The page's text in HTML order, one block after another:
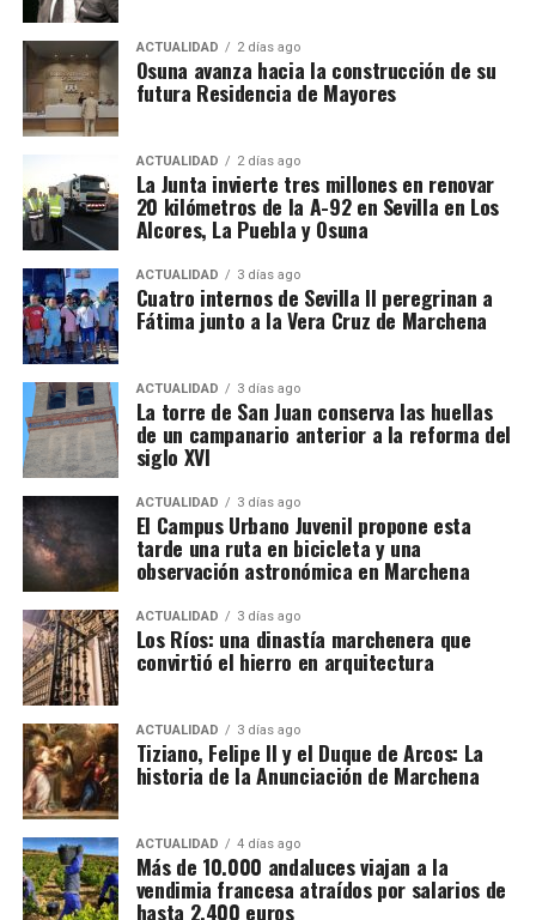
El siglo XIX transforma
definitivamente la relación entre
muralla y ciudad
El proceso de ocupación fue acompañado por otro
fenómeno: la demolición de los tramos que
dificultaban la circulación y la expansión urbana.
Bellido señala que durante el siglo XIX se
produjeron importantes destrucciones:
buena parte de la Puerta de Osuna, se abrió la calle
San Francisco cortando el recinto,la apertura de la
calle Zurbarán afectó al lienzo que comunicaba el
recinto principal con la Alcazaba y también
desapareció lo poco que quedaba de la Puerta de
Écija que ya habia sido demolida junto a la barriada
del mismo nombre en 1650 por orden del virrey de
Napoles.
registradas se encontraban concretamente en el
municipio sevillano, por lo que no sería correcto
atribuir a La Puebla la totalidad de esos registros.
La operación se desarrolló bajo la dirección de la
Sección Civil y de Instrucción del Tribunal de
Instancia de Morón de la Frontera, plaza número 2,
órgano judicial competente en la investigación. La
existencia y actual denominación de este Tribunal
de Instancia está igualmente recogida por el
Ministerio de Justicia.
Una estructura de más de treinta
sociedades
Detrás de las operaciones aparentemente ordinarias
de importación y distribución de alcohol, los
investigadores aseguran haber descubierto una
arquitectura empresarial mucho más compleja. El
entramado estaría compuesto por más de treinta
sociedades, cada una con una función determinada,
además de una estructura empresarial paralela que
habría servido para canalizar fondos procedentes de
la actividad presuntamente delictiva.
La dimensión del trabajo policial y tributario queda
reflejada en otro dato: los investigadores analizaron
movimientos relacionados con 173 cuentas
bancarias. A partir de esa documentación detectaron
importantes volúmenes de alcohol procedentes de
depósitos fiscales de otros países de la Unión
Europea, principalmente Países Bajos y Portugal,
ACTUALIDAD 2 días ago
Osuna avanza hacia la construcción de su
futura Residencia de Mayores
ACTUALIDAD 2 días ago
La Junta invierte tres millones en renovar
20 kilómetros de la A-92 en Sevilla en Los
Alcores, La Puebla y Osuna
ACTUALIDAD 3 días ago
Cuatro internos de Sevilla II peregrinan a
Fátima junto a la Vera Cruz de Marchena
ACTUALIDAD 3 días ago
La torre de San Juan conserva las huellas
de un campanario anterior a la reforma del
siglo XVI
ACTUALIDAD 3 días ago
El Campus Urbano Juvenil propone esta
tarde una ruta en bicicleta y una
observación astronómica en Marchena
ACTUALIDAD 3 días ago
Los Ríos: una dinastía marchenera que
convirtió el hierro en arquitectura
ACTUALIDAD 3 días ago
Tiziano, Felipe II y el Duque de Arcos: La
historia de la Anunciación de Marchena
ACTUALIDAD 4 días ago
Más de 10.000 andaluces viajan a la
vendimia francesa atraídos por salarios de
hasta 2.400 euros